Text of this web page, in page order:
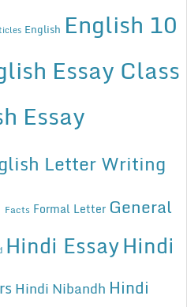
English English 10
Essay Class
Essay
Letter Writing
Facts Formal Letter General
Hindi EssayHindi
Hindi Nibandh Hindi